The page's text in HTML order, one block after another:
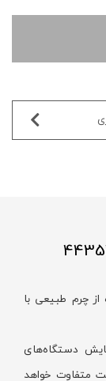
چرم طبیعی با
دستگاه‌های
تا 20% با واقعیت متفاوت خواهد